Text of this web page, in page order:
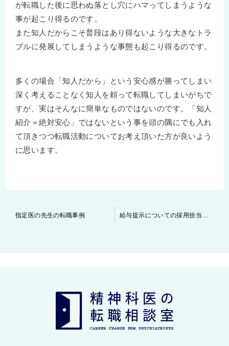
が転職した後に思わぬ落とし穴にハマってしまうような
事が起こり得るのです。
また知人だからこそ普段はあり得ないような大きなトラ
ブルに発展してしまうような事態も起こり得るのです。
多くの場合「知人だから」という安心感が勝ってしまい
深く考えることなく知人を頼って転職してしまいがちで
すが、実はそんなに簡単なものではないのです。「知人
紹介＝絶対安心」ではないという事を頭の隅にでも入れ
て頂きつつ転職活動についてお考え頂いた方が良いよう
に思います。
指定医の先生の転職事例 給与提示についての採用担当者の本音